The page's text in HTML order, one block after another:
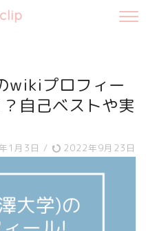
wikiプロフィー
自己ベストや実
1月3日 / 2022年9月23日